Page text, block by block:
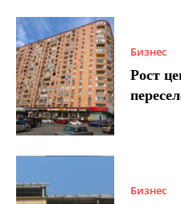
Бизнес
Рост
Бизнес